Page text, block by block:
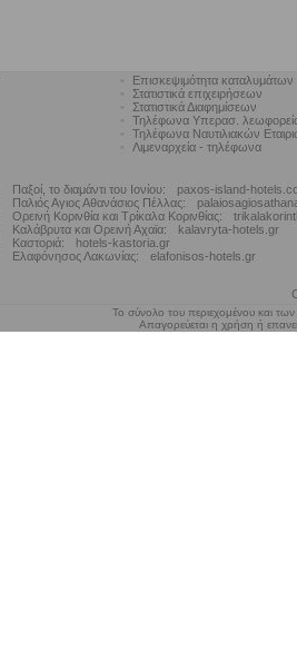
Επισκεψιμότητα καταλυμάτων
Στατιστικά επιχειρήσεων
Στατιστικά Διαφημίσεων
Τηλέφωνα Υπερασ.
Τηλέφωνα Ναυτιλιακών
Λιμεναρχεία - τηλέφωνα
Παξοί, το διαμάντι του Ιονίου:
paxos-island-
Παλιός Αγιος Αθανάσιος Πέλλας:
Ορεινή Κορινθία και Τρίκαλα Κορινθίας:
Καλάβρυτα και Ορεινή Αχαϊα:
kalavryta-hotels.gr
Καστοριά:
hotels-kastoria.gr
Ελαφόνησος Λακωνίας:
elafonisos-hotels.gr
Το σύνολο του περιεχομένου και
Απαγορεύεται η χρήση ή